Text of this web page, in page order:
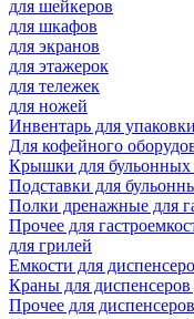
для шейкеров
для шкафов
для экранов
для этажерок
для тележек
для ножей
Инвентарь для упаковки
Для кофейного
Крышки для бульонных
Подставки для
Полки дренажные для
Прочее для
для грилей
Емкости для
Краны для
Прочее для